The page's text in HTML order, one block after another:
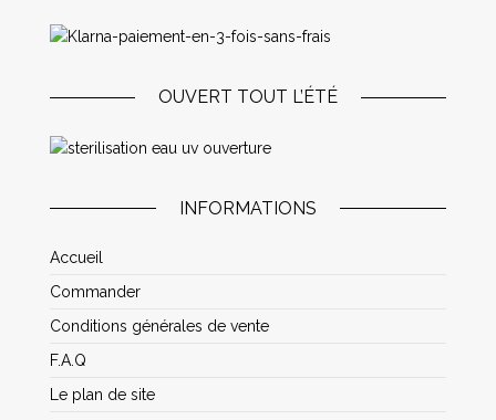
OUVERT TOUT L’ÉTÉ
INFORMATIONS
Accueil
Commander
Conditions générales de vente
F.A.Q
Le plan de site